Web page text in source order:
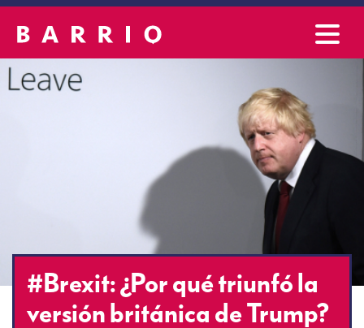
#Brexit: ¿Por qué triunfó la
versión británica de Trump?